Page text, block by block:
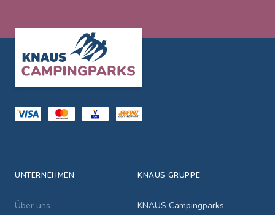
UNTERNEHMEN
Über uns
KNAUS GRUPPE
KNAUS Campingparks